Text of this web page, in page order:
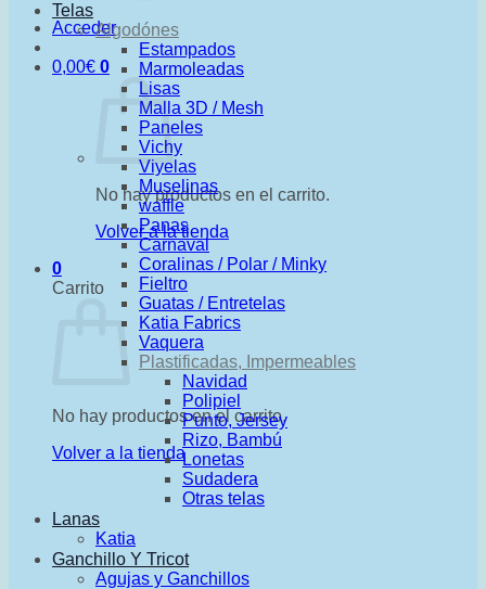
Acceder
0,00€ 0
No hay productos en el carrito.
Volver a la tienda
0
Carrito
No hay productos en el carrito.
Volver a la tienda
Telas
Algodónes
Estampados
Marmoleadas
Lisas
Malla 3D / Mesh
Paneles
Vichy
Viyelas
Muselinas
waffle
Panas
Carnaval
Coralinas / Polar / Minky
Fieltro
Guatas / Entretelas
Katia Fabrics
Vaquera
Plastificadas, Impermeables
Navidad
Polipiel
Punto, Jersey
Rizo, Bambú
Lonetas
Sudadera
Otras telas
Lanas
Katia
Ganchillo Y Tricot
Agujas y Ganchillos